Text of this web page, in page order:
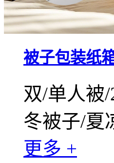
被子包装纸
双/单人被
冬被子/夏
更多 +